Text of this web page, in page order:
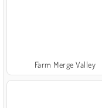
Farm Merge Valley